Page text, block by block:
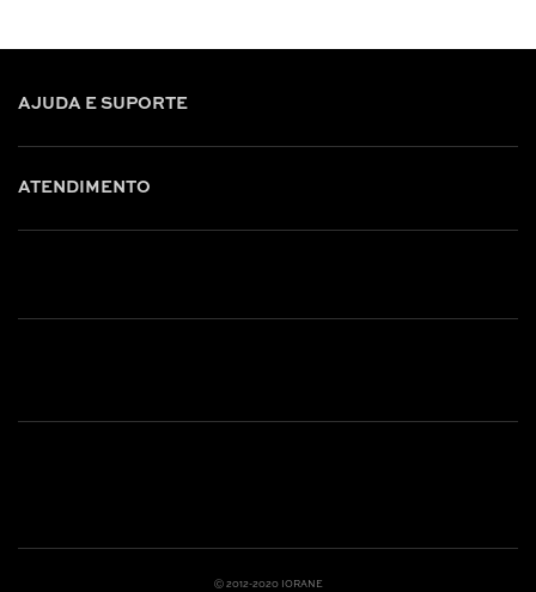
AJUDA E SUPORTE
ATENDIMENTO
Nossas Lojas
Ⓒ 2012-2020 IORANE